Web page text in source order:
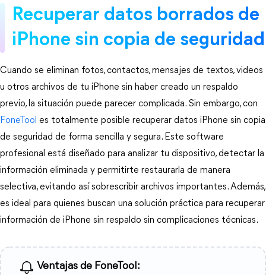
Recuperar datos borrados de
iPhone sin copia de seguridad
Cuando se eliminan fotos, contactos, mensajes de textos, videos
u otros archivos de tu iPhone sin haber creado un respaldo
previo, la situación puede parecer complicada. Sin embargo, con
FoneTool es totalmente posible recuperar datos iPhone sin copia
de seguridad de forma sencilla y segura. Este software
profesional está diseñado para analizar tu dispositivo, detectar la
información eliminada y permitirte restaurarla de manera
selectiva, evitando así sobrescribir archivos importantes. Además,
es ideal para quienes buscan una solución práctica para recuperar
información de iPhone sin respaldo sin complicaciones técnicas.
Ventajas de FoneTool: